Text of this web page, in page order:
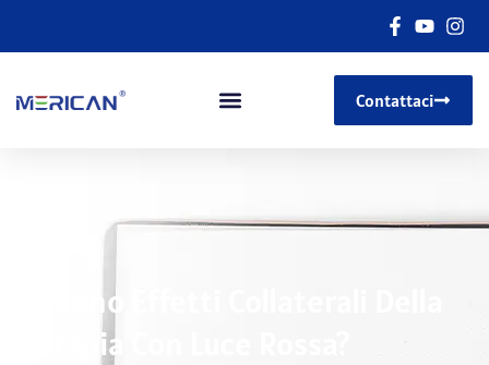
Contattaci
Ci Sono Effetti Collaterali Della
Terapia Con Luce Rossa?